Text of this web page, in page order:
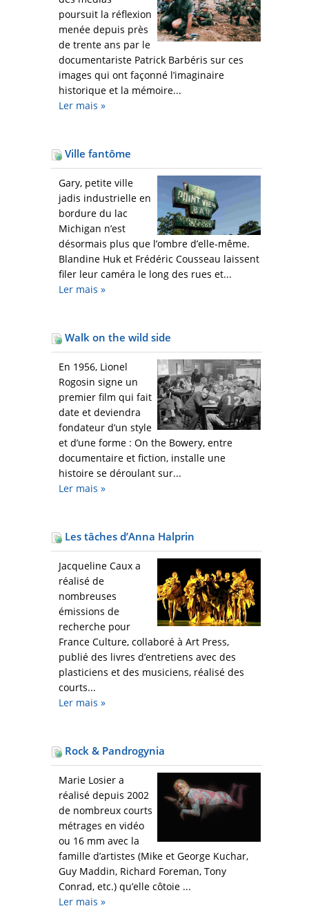
poursuit la réflexion
menée depuis près
de trente ans par le
documentariste Patrick Barbéris sur ces
images qui ont façonné l’imaginaire
historique et la mémoire...
Ler mais »
Ville fantôme
Gary, petite ville
jadis industrielle en
bordure du lac
Michigan n’est
désormais plus que l’ombre d’elle-même.
Blandine Huk et Frédéric Cousseau laissent
filer leur caméra le long des rues et...
Ler mais »
Walk on the wild side
En 1956, Lionel
Rogosin signe un
premier film qui fait
date et deviendra
fondateur d’un style
et d’une forme : On the Bowery, entre
documentaire et fiction, installe une
histoire se déroulant sur...
Ler mais »
Les tâches d’Anna Halprin
Jacqueline Caux a
réalisé de
nombreuses
émissions de
recherche pour
France Culture, collaboré à Art Press,
publié des livres d’entretiens avec des
plasticiens et des musiciens, réalisé des
courts...
Ler mais »
Rock & Pandrogynia
Marie Losier a
réalisé depuis 2002
de nombreux courts
métrages en vidéo
ou 16 mm avec la
famille d’artistes (Mike et George Kuchar,
Guy Maddin, Richard Foreman, Tony
Conrad, etc.) qu’elle côtoie ...
Ler mais »